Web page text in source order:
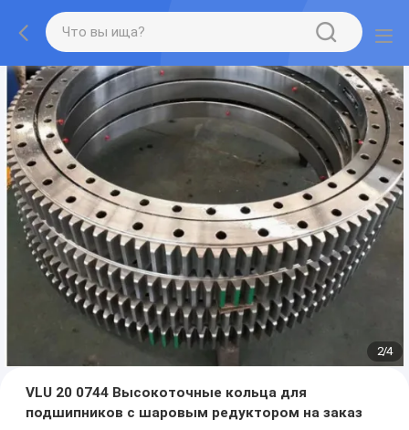
2/4
VLU 20 0744 Высокоточные кольца для
подшипников с шаровым редуктором на заказ